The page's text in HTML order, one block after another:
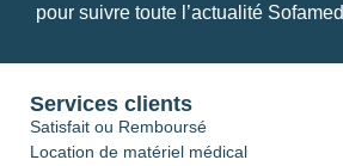
pour suivre toute l’actualité Sofamed
Services clients
Satisfait ou Remboursé
Location de matériel médical